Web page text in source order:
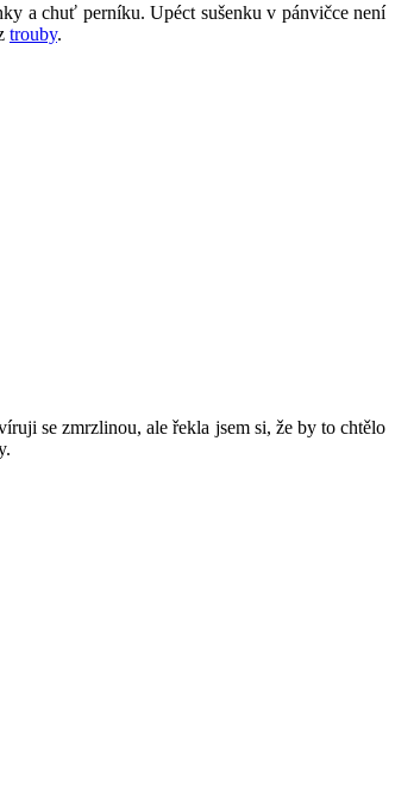
a chuť perníku. Upéct sušenku v pánvičce není
trouby.
se zmrzlinou, ale řekla jsem si, že by to chtělo